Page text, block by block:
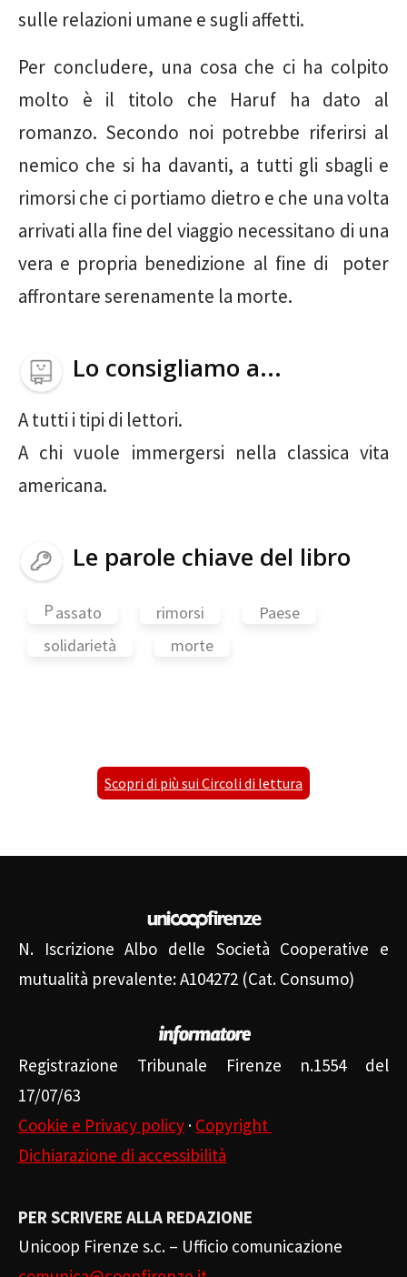
sulle relazioni umane e sugli affetti.
Per concludere, una cosa che ci ha colpito
molto è il titolo che Haruf ha dato al
romanzo. Secondo noi potrebbe riferirsi al
nemico che si ha davanti, a tutti gli sbagli e
rimorsi che ci portiamo dietro e che una volta
arrivati alla fine del viaggio necessitano di una
vera e propria benedizione al fine di poter
affrontare serenamente la morte.
Lo consigliamo a...
A tutti i tipi di lettori.
A chi vuole immergersi nella classica vita
americana.
Le parole chiave del libro
passato rimorsi
Paese
solidarietà
morte
Scopri di più sui Circoli di lettura
N. Iscrizione Albo delle Società Cooperative e
mutualità prevalente: A104272 (Cat. Consumo)
Registrazione Tribunale Firenze n.1554 del
17/07/63
Cookie e Privacy policy · Copyright
Dichiarazione di accessibilità
PER SCRIVERE ALLA REDAZIONE
Unicoop Firenze s.c. – Ufficio comunicazione